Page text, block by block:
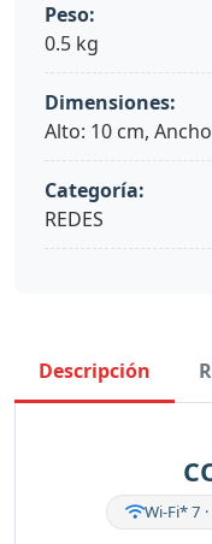
Peso:
0.5 kg
Dimensiones:
Alto: 10 cm,
Categoría:
REDES
Descripción
Wi-Fi* 7